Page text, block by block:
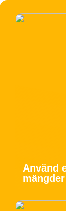
Använd
mängder